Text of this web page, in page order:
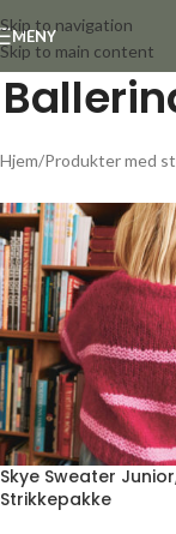
Skip to navigation
Skip to main content
MENY
Hjem Produkter med
Skye Sweater
Strikkepakke